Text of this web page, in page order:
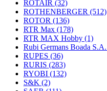
ROTAIR (32)
ROTHENBERGER (512)
ROTOR (136)
RTR Max (178)
RTR MAX Hobby (1)
Rubi Germans Boada S.A.
RUPES (36)
RURIS (283)
RYOBI (132)
S&K (2)